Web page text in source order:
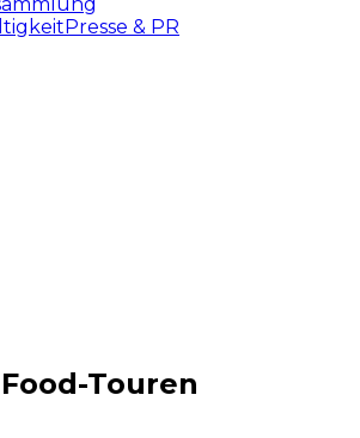
Presse & PR
Erlebnisse:
Touren